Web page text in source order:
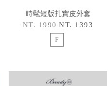
時髦短版扎實皮外套
NT. 1990 NT. 1393
F